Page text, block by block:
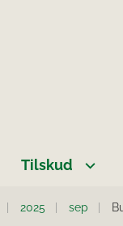
Tilskud
2025 sep